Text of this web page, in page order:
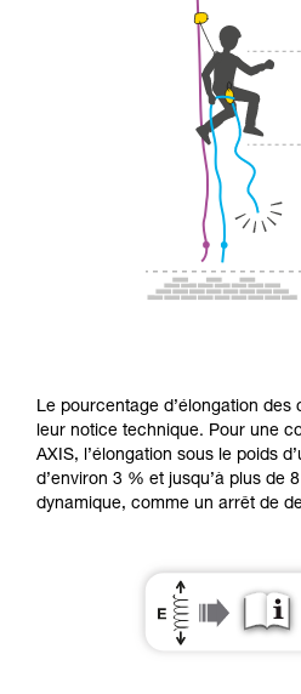
Le pourcentage d’élongation
leur notice technique. Pour une
AXIS, l’élongation sous le poids
d’environ 3 % et jusqu’à plus de
dynamique, comme un arrêt de